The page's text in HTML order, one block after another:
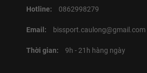
Hotline: 0862998279
Email: bissport.caulong@gmail.com
Thời gian: 9h - 21h hàng ngày